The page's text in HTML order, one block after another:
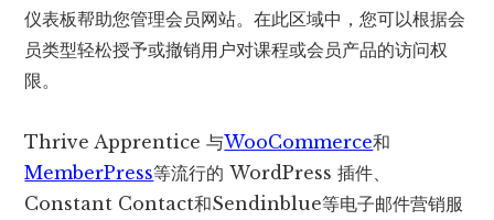
仪表板帮助您管理会员网站。在此区域中，您可以根据会
员类型轻松授予或撤销用户对课程或会员产品的访问权
限。
Thrive Apprentice 与WooCommerce和
MemberPress等流行的 WordPress 插件、
Constant Contact和Sendinblue等电子邮件营销服